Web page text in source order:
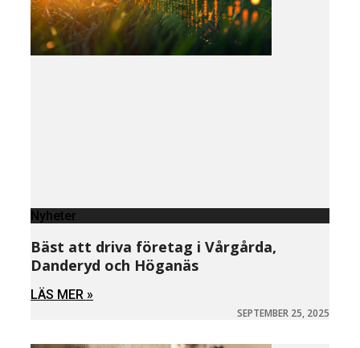
Nyheter
Bäst att driva företag i Vårgårda,
Danderyd och Höganäs
LÄS MER »
SEPTEMBER 25, 2025